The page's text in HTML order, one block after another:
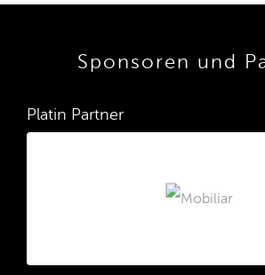
Sponsoren und
Platin Partner